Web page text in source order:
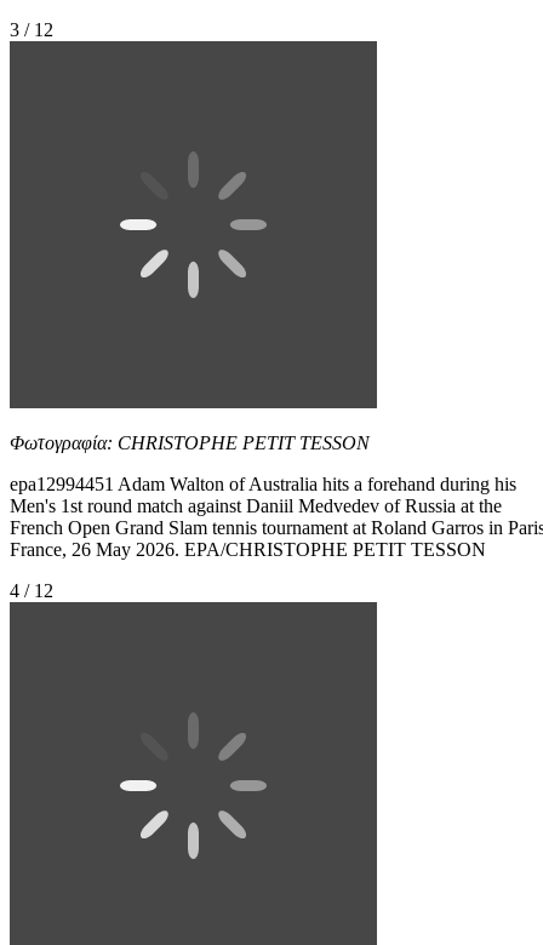
3 / 12
Φωτογραφία: CHRISTOPHE PETIT TESSON
epa12994451 Adam Walton of Australia hits a forehand during his
Men's 1st round match against Daniil Medvedev of Russia at the
French Open Grand Slam tennis tournament at Roland Garros in
France, 26 May 2026. EPA/CHRISTOPHE PETIT TESSON
4 / 12